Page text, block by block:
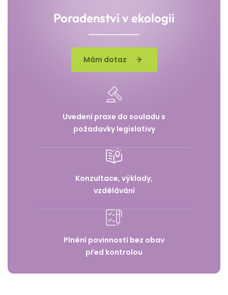
Poradenství v ekologii
Mám dotaz
Uvedení praxe do souladu s
požadavky legislativy
Konzultace, výklady,
vzdělávání
Plnění povinností bez obav
před kontrolou